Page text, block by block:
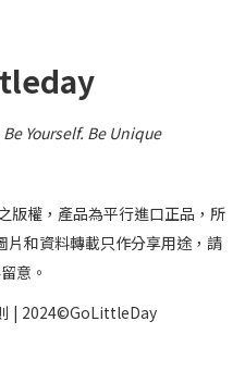
Yourself.Be Unique
版權，產品為平行進口正品，所
片和資料轉載只作分享用途，請
意。
| 2024©GoLittleDay